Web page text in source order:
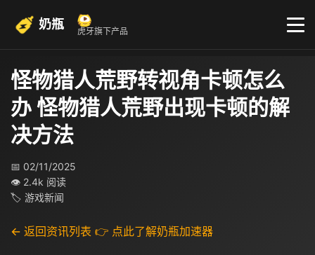
奶瓶 虎牙旗下产品
怪物猎人荒野转视角卡顿怎么
办 怪物猎人荒野出现卡顿的解
决方法
📅 02/11/2025
👁 2.4k 阅读
🏷 游戏新闻
← 返回资讯列表 👉 点此了解奶瓶加速器